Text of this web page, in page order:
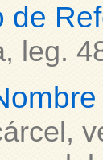
de
leg.